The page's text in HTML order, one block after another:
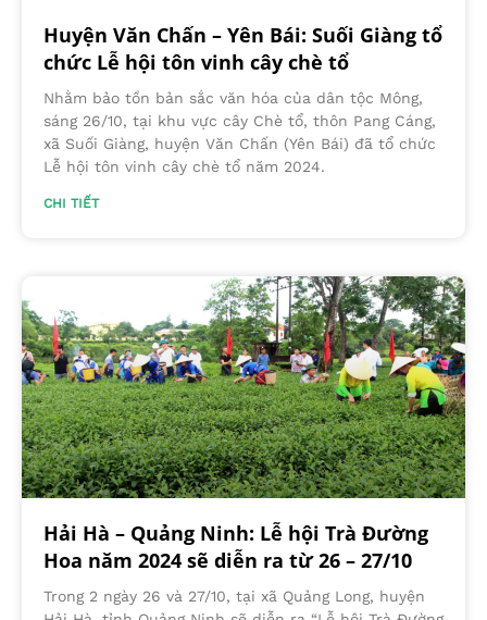
Huyện Văn Chấn – Yên Bái: Suối Giàng tổ
chức Lễ hội tôn vinh cây chè tổ
Nhằm bảo tồn bản sắc văn hóa của dân tộc Mông,
sáng 26/10, tại khu vực cây Chè tổ, thôn Pang Cáng,
xã Suối Giàng, huyện Văn Chấn (Yên Bái) đã tổ chức
Lễ hội tôn vinh cây chè tổ năm 2024.
CHI TIẾT
Hải Hà – Quảng Ninh: Lễ hội Trà Đường
Hoa năm 2024 sẽ diễn ra từ 26 – 27/10
Trong 2 ngày 26 và 27/10, tại xã Quảng Long, huyện